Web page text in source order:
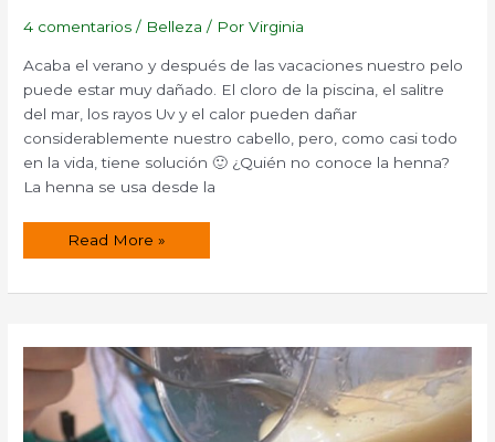
4 comentarios / Belleza / PorVirginia
Acaba el verano y después de las vacaciones nuestro pelo
puede estar muy dañado. El cloro de la piscina, el salitre
del mar, los rayos Uv y el calor pueden dañar
considerablemente nuestro cabello, pero, como casi todo
en la vida, tiene solución 🙂 ¿Quién no conoce la henna?
La henna se usa desde la
Henna
nuestro
Read More »